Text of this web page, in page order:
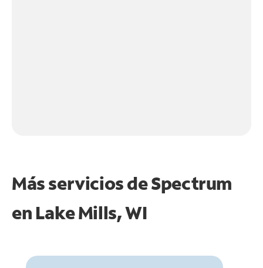
Más servicios de Spectrum
en Lake Mills, WI